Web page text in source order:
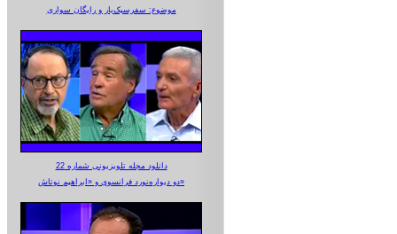
موضوع: سفرسبک‌بار و رایگان سواری
دانلود مجله تلویزیونی شماره 22
دو دیواره‌نورد فرانسوی و «ابراهیم نوتاش»